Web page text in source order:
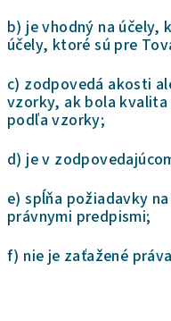
b) je vhodný na účely,
účely, ktoré sú pre
c) zodpovedá akosti
vzorky, ak bola
podľa vzorky;
d) je v
e) spĺňa požiadavky
právnymi predpismi;
f) nie je zaťažené